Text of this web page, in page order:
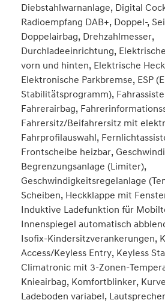
Diebstahlwarnanlage, Digital
Radioempfang DAB+, Doppel-,
Doppelairbag, Drehzahlmesser,
Durchladeeinrichtung,
vorn und hinten, Elektrische
Elektronische Parkbremse, ESP
Stabilitätsprogramm),
Fahrerairbag,
Fahrersitz/Beifahrersitz mit
Fahrprofilauswahl,
Frontscheibe heizbar,
Begrenzungsanlage (Limiter),
Geschwindigkeitsregelanlage
Scheiben, Heckklappe mit
Induktive Ladefunktion für
Innenspiegel automatisch
Isofix-Kindersitzverankerungen,
Access/Keyless Entry, Keyless
Climatronic mit 3-Zonen-
Knieairbag, Komfortblinker,
Ladeboden variabel,